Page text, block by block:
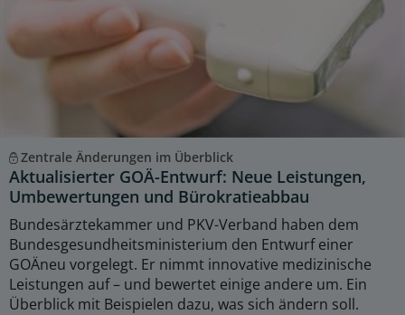
Zentrale Änderungen im Überblick
Aktualisierter GOÄ-Entwurf: Neue Leistungen,
Umbewertungen und Bürokratieabbau
Bundesärztekammer und PKV-Verband haben dem
Bundesgesundheitsministerium den Entwurf einer
GOÄneu vorgelegt. Er nimmt innovative medizinische
Leistungen auf – und bewertet einige andere um. Ein
Überblick mit Beispielen dazu, was sich ändern soll.